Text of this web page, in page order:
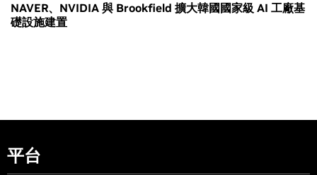
NAVER、NVIDIA 與 Brookfield 擴大韓國國家級 AI 工廠基
礎設施建置
平台